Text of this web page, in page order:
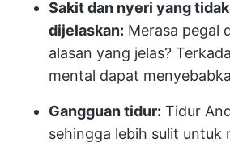
Sakit dan nyeri yang
dijelaskan: Merasa pegal
alasan yang jelas?
mental dapat
Gangguan tidur: Tidur
sehingga lebih sulit untuk